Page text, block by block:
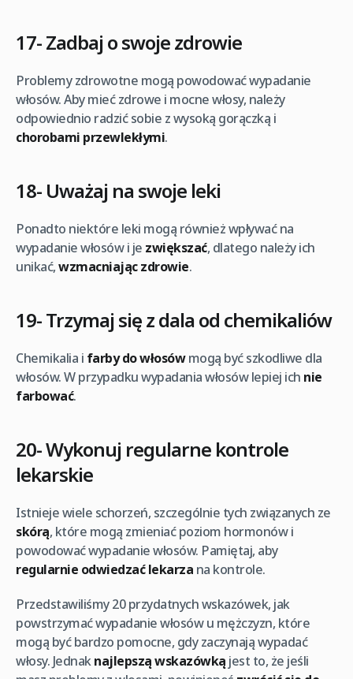
17- Zadbaj o swoje zdrowie
Problemy zdrowotne mogą powodować wypadanie
włosów. Aby mieć zdrowe i mocne włosy, należy
odpowiednio radzić sobie z wysoką gorączką i
chorobami przewlekłymi.
18- Uważaj na swoje leki
Ponadto niektóre leki mogą również wpływać na
wypadanie włosów i je zwiększać, dlatego należy ich
unikać,wzmacniając zdrowie.
19- Trzymaj się z dala od chemikaliów
Chemikalia i farby do włosówmogą być szkodliwe dla
włosów. W przypadku wypadania włosów lepiej ich nie
farbować.
20- Wykonuj regularne kontrole
lekarskie
Istnieje wiele schorzeń, szczególnie tych związanych ze
skórą, które mogą zmieniać poziom hormonów i
powodować wypadanie włosów. Pamiętaj, aby
regularnie odwiedzać lekarza na kontrole.
Przedstawiliśmy 20 przydatnych wskazówek, jak
powstrzymać wypadanie włosów u mężczyzn, które
mogą być bardzo pomocne, gdy zaczynają wypadać
włosy. Jednaknajlepszą wskazówką jest to, że jeśli